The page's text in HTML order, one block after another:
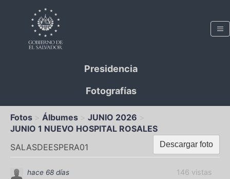
Presidencia
Fotografías
Fotos Álbumes
JUNIO 2026
JUNIO 1 NUEVO HOSPITAL ROSALES
Descargar foto
SALASDEESPERA01
146 vistas
hace 68 días